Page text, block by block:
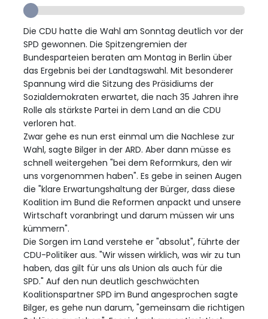
Die CDU hatte die Wahl am Sonntag deutlich vor der
SPD gewonnen. Die Spitzengremien der
Bundesparteien beraten am Montag in Berlin über
das Ergebnis bei der Landtagswahl. Mit besonderer
Spannung wird die Sitzung des Präsidiums der
Sozialdemokraten erwartet, die nach 35 Jahren ihre
Rolle als stärkste Partei in dem Land an die CDU
verloren hat.
Zwar gehe es nun erst einmal um die Nachlese zur
Wahl, sagte Bilger in der ARD. Aber dann müsse es
schnell weitergehen "bei dem Reformkurs, den wir
uns vorgenommen haben". Es gebe in seinen Augen
die "klare Erwartungshaltung der Bürger, dass diese
Koalition im Bund die Reformen anpackt und unsere
Wirtschaft voranbringt und darum müssen wir uns
kümmern".
Die Sorgen im Land verstehe er "absolut", führte der
CDU-Politiker aus. "Wir wissen wirklich, was wir zu tun
haben, das gilt für uns als Union als auch für die
SPD." Auf den nun deutlich geschwächten
Koalitionspartner SPD im Bund angesprochen sagte
Bilger, es gehe nun darum, "gemeinsam die richtigen